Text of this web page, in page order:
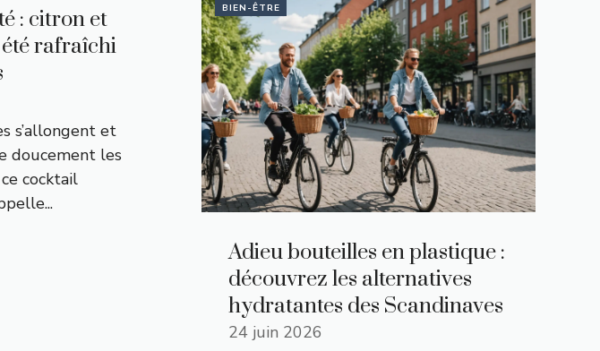
: citron et
rafraîchi
s’allongent et
doucement les
cocktail
BIEN-ÊTRE
Adieu bouteilles en plastique :
découvrez les alternatives
hydratantes des Scandinaves
24 juin 2026